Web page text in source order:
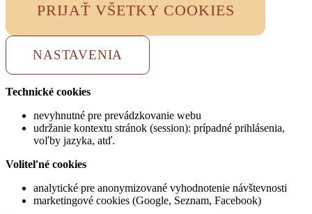
PRIJAŤ VŠETKY COOKIES
NASTAVENIA
Technické cookies
nevyhnutné pre prevádzkovanie webu
udržanie kontextu stránok (session): prípadné prihlásenia,
voľby jazyka, atď.
Voliteľné cookies
analytické pre anonymizované vyhodnotenie návštevnosti
marketingové cookies (Google, Seznam, Facebook)